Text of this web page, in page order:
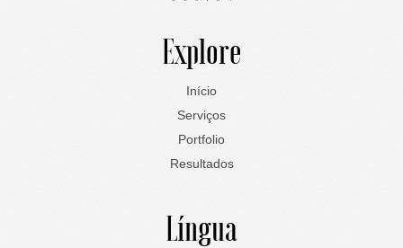
Explore
Início
Serviços
Portfolio
Resultados
Língua